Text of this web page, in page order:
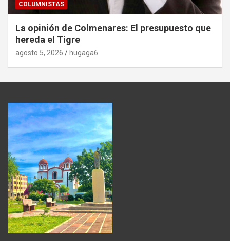
COLUMNISTAS
La opinión de Colmenares: El presupuesto que
hereda el Tigre
agosto 5, 2026 hugaga6